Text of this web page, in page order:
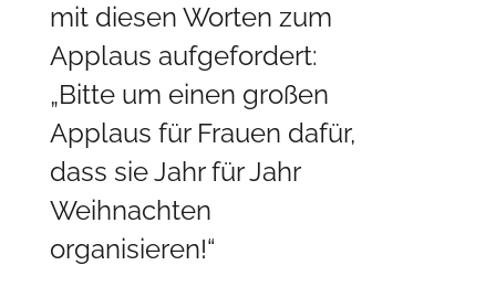
mit diesen Worten zum
Applaus aufgefordert:
„Bitte um einen großen
Applaus für Frauen dafür,
dass sie Jahr für Jahr
Weihnachten
organisieren!“